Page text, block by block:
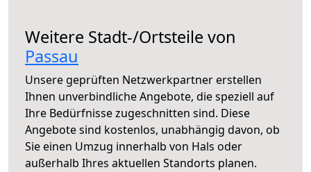
Weitere Stadt-/Ortsteile von
Passau
Unsere geprüften Netzwerkpartner erstellen
Ihnen unverbindliche Angebote, die speziell auf
Ihre Bedürfnisse zugeschnitten sind. Diese
Angebote sind kostenlos, unabhängig davon, ob
Sie einen Umzug innerhalb von Hals oder
außerhalb Ihres aktuellen Standorts planen.